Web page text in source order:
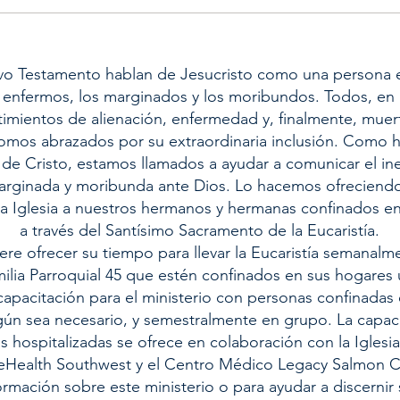
Testamento hablan de Jesucristo como una persona
los marginados y los moribundos. Todos,
de alienación, enfermedad y, finalmente,
abrazados por su extraordinaria inclusión. Como
Cristo, estamos llamados a ayudar a comunicar el
y moribunda ante Dios. Lo hacemos
Iglesia a nuestros hermanos y hermanas confinados
a través del Santísimo Sacramento de la Eucaristía.
ofrecer su tiempo para llevar la Eucaristía
Parroquial 45 que estén confinados en sus hogares
para el ministerio con personas confinadas
sea necesario, y semestralmente en grupo. La
hospitalizadas se ofrece en colaboración con la
Southwest y el Centro Médico Legacy Salmon
sobre este ministerio o para ayudar a discernir